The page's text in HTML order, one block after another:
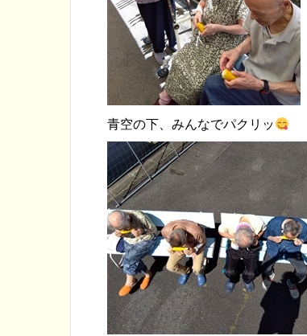
青空の下、みんなでパクリッ